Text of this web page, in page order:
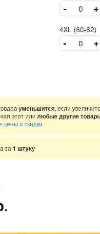
- +
4XL (60-62)
- +
уменьшится, если
этот или любые другие
цены и скидки
за 1 штуку